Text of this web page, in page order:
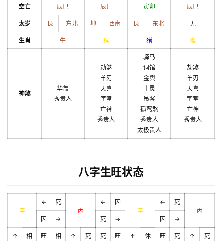
空亡 辰巳 辰巳 寅卯 辰巳
太岁 艮 东北 坤 西南 艮 东北 无
生肖 牛 猴 猪 猴
神煞
华盖
秀贵人
劫煞
羊刃
天喜
学堂
亡神
秀贵人
驿马
词馆
金舆
十灵
吊客
孤鸾煞
秀贵人
太极贵人
劫煞
羊刃
天喜
学堂
亡神
秀贵人
八字生旺状态
辛
←
死
丙
←
囚
辛
←
死
丙
囚
→ 死 → 囚 →
↑ 相 旺 相 ↑ 死 死 旺 ↑ 休 旺 死 ↑ 死